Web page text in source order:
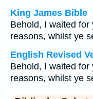
King James Bible
Behold, I waited
reasons, whilst ye
English Revised
Behold, I waited
reasons, whilst ye